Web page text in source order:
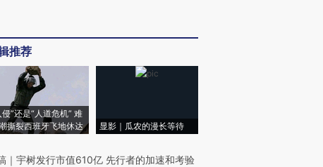
推荐
侵”还是“人道危机” 难
撕裂西班牙飞地休达
显影｜瓜农的漫长等待
｜ 宇树发行市值610亿 先行者的加速和考验